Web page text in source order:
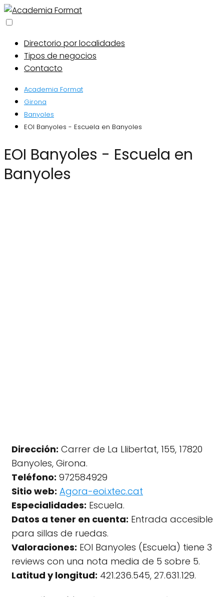
Directorio por localidades
Tipos de negocios
Contacto
Academia Format
Girona
Banyoles
EOI Banyoles - Escuela en Banyoles
EOI Banyoles - Escuela en
Banyoles
Dirección: Carrer de La Llibertat, 155, 17820
Banyoles, Girona.
Teléfono: 972584929
Sitio web: Agora-eoi.xtec.cat
Especialidades: Escuela.
Datos a tener en cuenta: Entrada accesible
para sillas de ruedas.
Valoraciones: EOI Banyoles (Escuela) tiene 3
reviews con una nota media de 5 sobre 5.
Latitud y longitud: 421.236.545, 27.631.129.